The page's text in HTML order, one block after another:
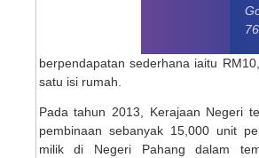
berpendapatan sederhana iaitu
satu isi rumah.
Pada tahun 2013, Kerajaan Negeri
pembinaan sebanyak 15,000 unit
milik di Negeri Pahang dalam